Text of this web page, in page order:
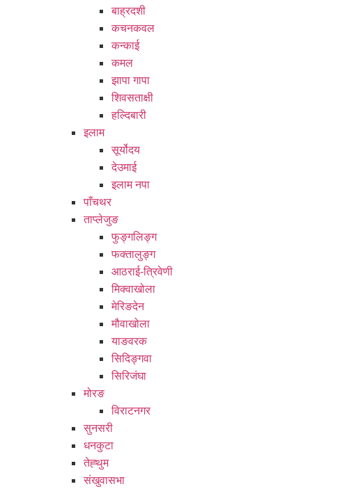
बाह्रदशी
कचनकवल
कन्काई
कमल
झापा गापा
शिवसताक्षी
हल्दिबारी
इलाम
सूर्योदय
देउमाई
इलाम नपा
पाँचथर
ताप्लेजुङ
फुङ्गलिङ्ग
फक्तालुङ्ग
आठराई-त्रिवेणी
मिक्वाखोला
मेरिङदेन
मौवाखोला
याङवरक
सिदिङ्गवा
सिरिजंघा
मोरङ
विराटनगर
सुनसरी
धनकुटा
तेह्थुम
संखुवासभा